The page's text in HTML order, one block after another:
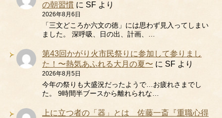
の朝習慣 に SF より
2026年8月6日
「三文どころか六文の徳」には思わず見入ってしまい
ました。 深呼吸、日の出、計画、…
第43回かがり火市民祭りに参加して参りまし
た！〜熱気あふれる大月の夏〜 に SF より
2026年8月5日
今年の祭りも大盛況だったようで…お疲れさまでし
た。 9時間半ブースから離れられな…
上に立つ者の「器」とは 佐藤一斎『重職心得